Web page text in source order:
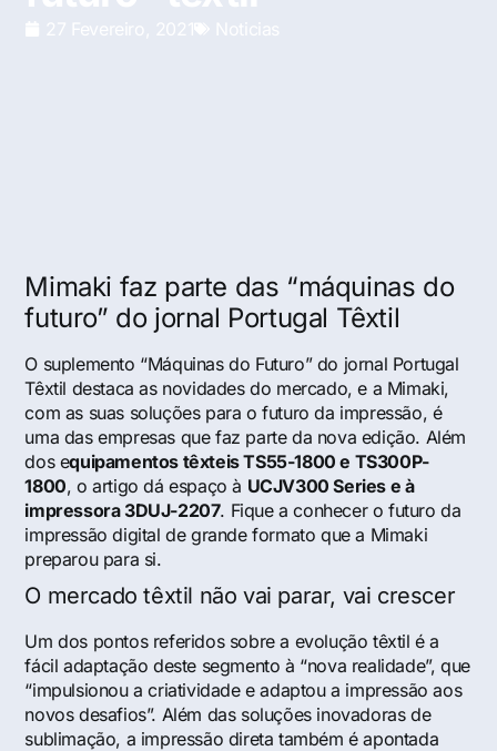
27 Fevereiro, 2021 Noticias
Mimaki faz parte das “máquinas do
futuro” do jornal Portugal Têxtil
O suplemento “Máquinas do Futuro” do jornal Portugal
Têxtil destaca as novidades do mercado, e a Mimaki,
com as suas soluções para o futuro da impressão, é
uma das empresas que faz parte da nova edição. Além
dos equipamentos têxteis TS55-1800 e TS300P-
1800, o artigo dá espaço à UCJV300 Series e à
impressora 3DUJ-2207. Fique a conhecer o futuro da
impressão digital de grande formato que a Mimaki
preparou para si.
O mercado têxtil não vai parar, vai crescer
Um dos pontos referidos sobre a evolução têxtil é a
fácil adaptação deste segmento à “nova realidade”, que
“impulsionou a criatividade e adaptou a impressão aos
novos desafios”. Além das soluções inovadoras de
sublimação, a impressão direta também é apontada